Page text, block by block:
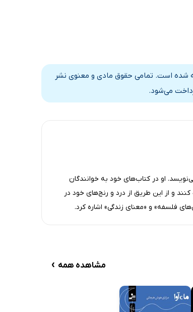
7 دقیقه
6 دقیقه
شده است. تمامی حقوق مادی و معنوی نشر
می‌شود.
او در کتاب‌های خود به خوانندگان
و از این طریق از درد و رنج‌های خود در
فلسفه» و «معنای زندگی» اشاره کرد.
مشاهده همه ›